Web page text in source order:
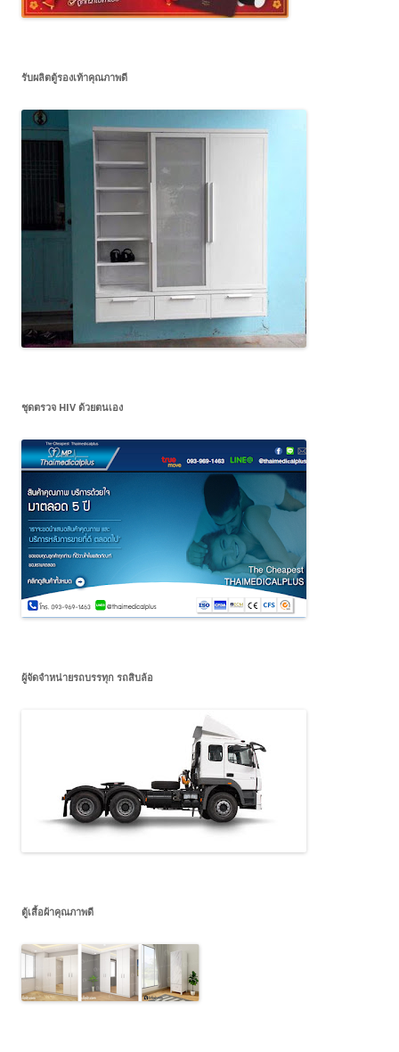
รับผลิตตู้รองเท้าคุณภาพดี
ชุดตรวจ HIV ด้วยตนเอง
ผู้จัดจำหน่ายรถบรรทุก รถสิบล้อ
ตู้เสื้อผ้าคุณภาพดี